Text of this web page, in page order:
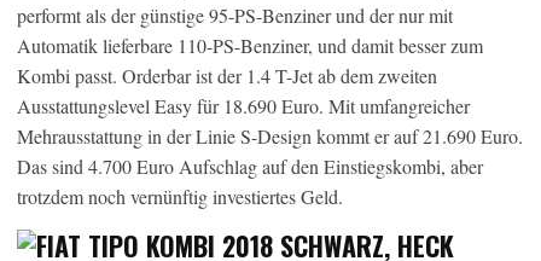
performt als der günstige 95-PS-Benziner und der nur mit
Automatik lieferbare 110-PS-Benziner, und damit besser zum
Kombi passt. Orderbar ist der 1.4 T-Jet ab dem zweiten
Ausstattungslevel Easy für 18.690 Euro. Mit umfangreicher
Mehrausstattung in der Linie S-Design kommt er auf 21.690 Euro.
Das sind 4.700 Euro Aufschlag auf den Einstiegskombi, aber
trotzdem noch vernünftig investiertes Geld.